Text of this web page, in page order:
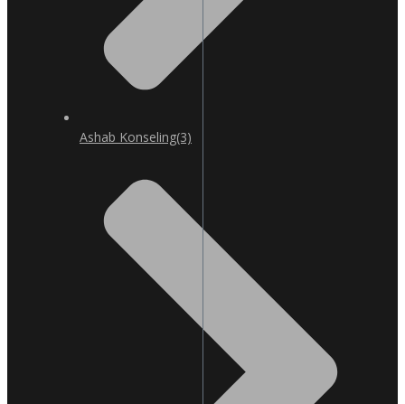
Ashab Konseling(3)